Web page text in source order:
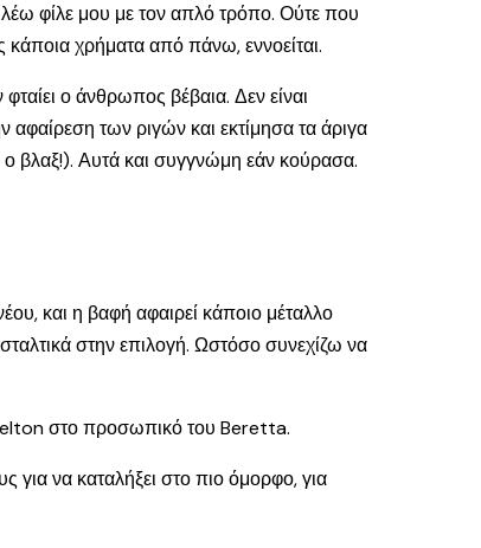
φίλε μου με τον απλό τρόπο. Ούτε που
χρήματα από πάνω, εννοείται.
ο άνθρωπος βέβαια. Δεν είναι
των ριγών και εκτίμησα τα άριγα
βλαξ!). Αυτά και συγγνώμη εάν κούρασα.
και η βαφή αφαιρεί κάποιο μέταλλο
στην επιλογή. Ωστόσο συνεχίζω να
στο προσωπικό του Beretta.
να καταλήξει στο πιο όμορφο, για